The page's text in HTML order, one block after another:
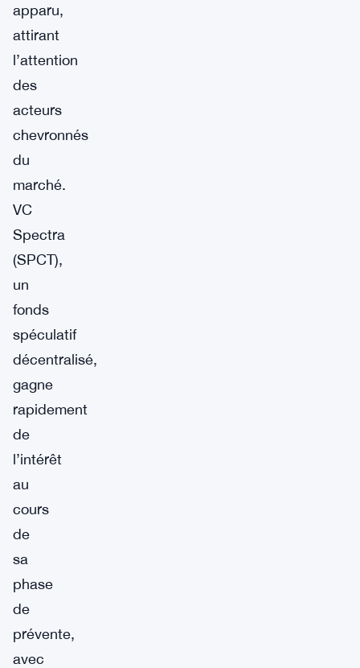
apparu,
attirant
l’attention
des
acteurs
chevronnés
du
marché.
VC
Spectra
(SPCT),
un
fonds
spéculatif
décentralisé,
gagne
rapidement
de
l’intérêt
au
cours
de
sa
phase
de
prévente,
avec